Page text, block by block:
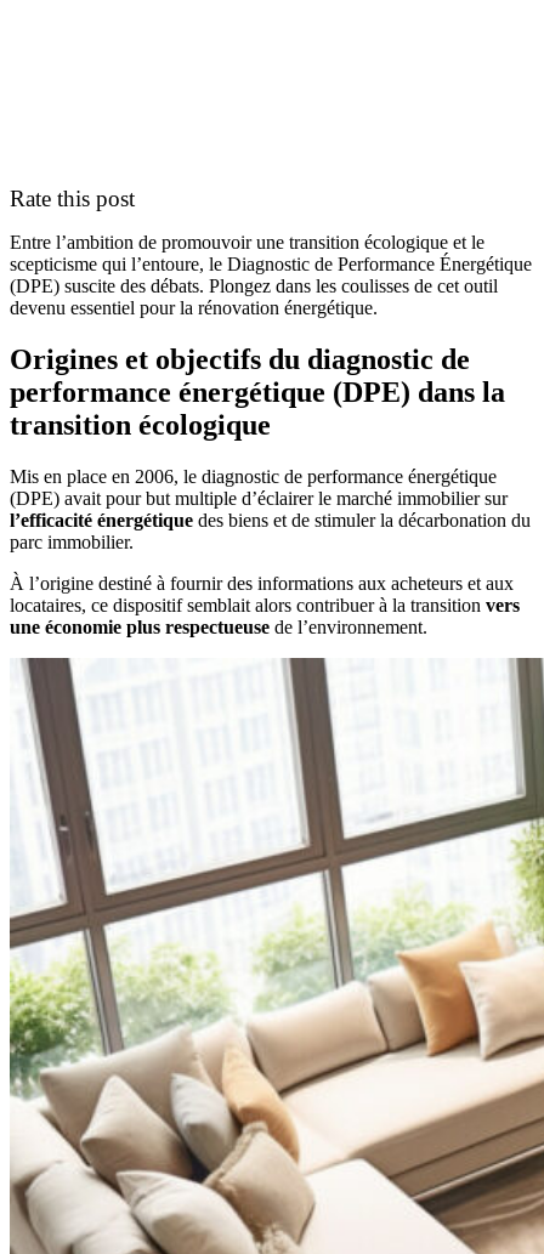
Rate this post
Entre l’ambition de promouvoir une transition écologique et le
scepticisme qui l’entoure, le Diagnostic de Performance Énergétique
(DPE) suscite des débats. Plongez dans les coulisses de cet outil
devenu essentiel pour la rénovation énergétique.
Origines et objectifs du diagnostic de
performance énergétique (DPE) dans la
transition écologique
Mis en place en 2006, le diagnostic de performance énergétique
(DPE) avait pour but multiple d’éclairer le marché immobilier sur
l’efficacité énergétique des biens et de stimuler la décarbonation du
parc immobilier.
À l’origine destiné à fournir des informations aux acheteurs et aux
locataires, ce dispositif semblait alors contribuer à la transition vers
une économie plus respectueuse de l’environnement.